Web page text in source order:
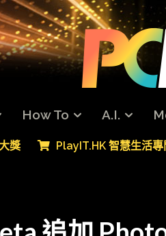
How To A.I.
獎 PlayIT.HK 智慧生活專